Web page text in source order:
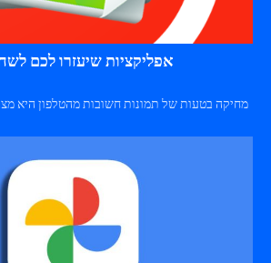
אפליקציות שיעזרו לכם
מחיקה בטעות של תמונות חשובות מהטלפון היא